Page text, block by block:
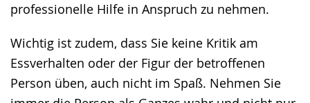
professionelle Hilfe in Anspruch zu nehmen.
Wichtig ist zudem, dass Sie keine Kritik am
Essverhalten oder der Figur der betroffenen
Person üben, auch nicht im Spaß. Nehmen Sie